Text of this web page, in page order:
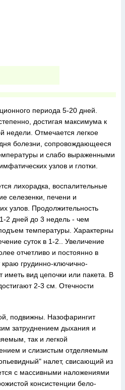
периода 5-20 дней.
достигая максимума к
недели. Отмечается легкое
болезни, сопровождающееся
и слабо выраженными
узлов и глотки.
лихорадка, воспалительные
селезенки, печени и
узлов. Продолжительность
2 дней до 3 недель - чем
температуры. Характерны
суток в 1-2.. Увеличение
отчетливо и постоянно в
грудинно-ключично-
вид цепочки или пакета. В
2-3 см. Отечности
подвижны. Назофарингит
затруднением дыхания и
так и легкой
и слизистым отделяемым
налет, свисающий из
с массивными наложениями
консистенции бело-